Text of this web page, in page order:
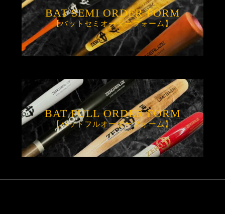
BAT SEMI ORDER FORM
【バットセミオーダーフォーム】
BAT FULL ORDER FORM
【バットフルオーダーフォーム】